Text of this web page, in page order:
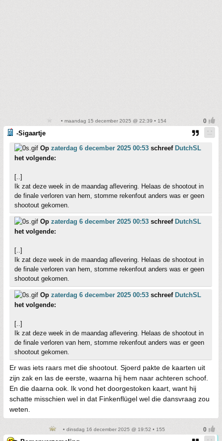
• maandag 15 december 2025 @ 22:39 • 154
-Sigaartje
Op zaterdag 6 december 2025 00:53 schreef DutchSL
het volgende:
[..]
Ik zat deze week in de maandag aflevering. Helaas de shootout in
de finale verloren van hem, stomme rekenfout anders was er geen
shootout gekomen.
Op zaterdag 6 december 2025 00:53 schreef DutchSL
het volgende:
[..]
Ik zat deze week in de maandag aflevering. Helaas de shootout in
de finale verloren van hem, stomme rekenfout anders was er geen
shootout gekomen.
Op zaterdag 6 december 2025 00:53 schreef DutchSL
het volgende:
[..]
Ik zat deze week in de maandag aflevering. Helaas de shootout in
de finale verloren van hem, stomme rekenfout anders was er geen
shootout gekomen.
Er was iets raars met die shootout. Sjoerd pakte de kaarten uit
zijn zak en las de eerste, waarna hij hem naar achteren schoof.
En die daarna ook. Ik vond het doorgestoken kaart, want hij
schatte misschien wel in dat Finkenflügel wel die dansvraag zou
weten.
• dinsdag 16 december 2025 @ 19:52 • 155